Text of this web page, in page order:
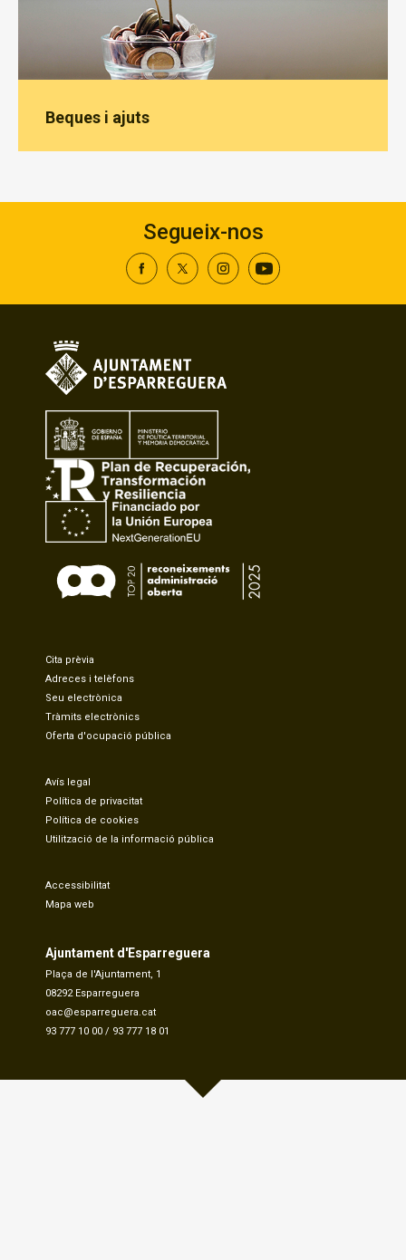
Beques i ajuts
Segueix-nos
Cita prèvia
Adreces i telèfons
Seu electrònica
Tràmits electrònics
Oferta d'ocupació pública
Avís legal
Política de privacitat
Política de cookies
Utilització de la informació pública
Accessibilitat
Mapa web
Ajuntament d'Esparreguera
Plaça de l'Ajuntament, 1
08292 Esparreguera
oac@esparreguera.cat
93 777 10 00 / 93 777 18 01